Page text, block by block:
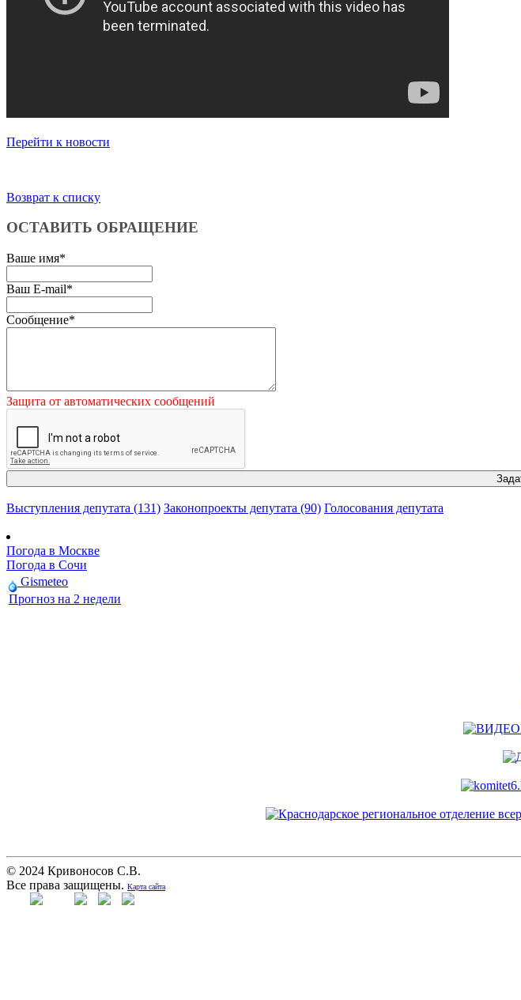
Перейти к новости
Возврат к списку
ОСТАВИТЬ ОБРАЩЕНИЕ
Ваше имя*
Ваш E-mail*
Сообщение*
Защита от автоматических сообщений
Выступления депутата (131) Законопроекты депутата (90) Голосования депутата
Погода в Москве
Погода в Сочи
Gismeteo
Прогноз на 2 недели
© 2024 Кривоносов С.В.
Все права защищены. Карта сайта